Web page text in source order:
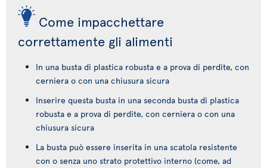
Come impacchettare
correttamente gli alimenti
In una busta di plastica robusta e a prova di perdite, con
cerniera o con una chiusura sicura
Inserire questa busta in una seconda busta di plastica
robusta e a prova di perdite, con cerniera o con una
chiusura sicura
La busta può essere inserita in una scatola resistente
con o senza uno strato protettivo interno (come, ad